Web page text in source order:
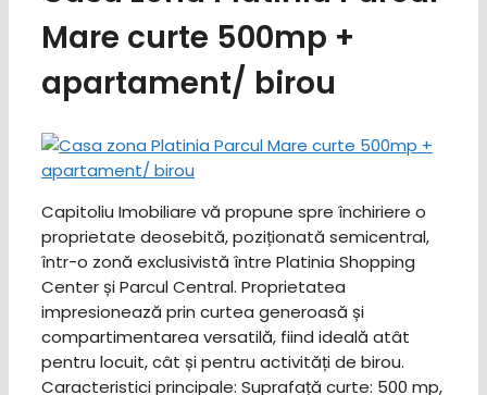
Mare curte 500mp +
apartament/ birou
Capitoliu Imobiliare vă propune spre închiriere o
proprietate deosebită, poziționată semicentral,
într-o zonă exclusivistă între Platinia Shopping
Center și Parcul Central. Proprietatea
impresionează prin curtea generoasă și
compartimentarea versatilă, fiind ideală atât
pentru locuit, cât și pentru activități de birou. ​
Caracteristici principale: ​Suprafață curte: 500 mp,